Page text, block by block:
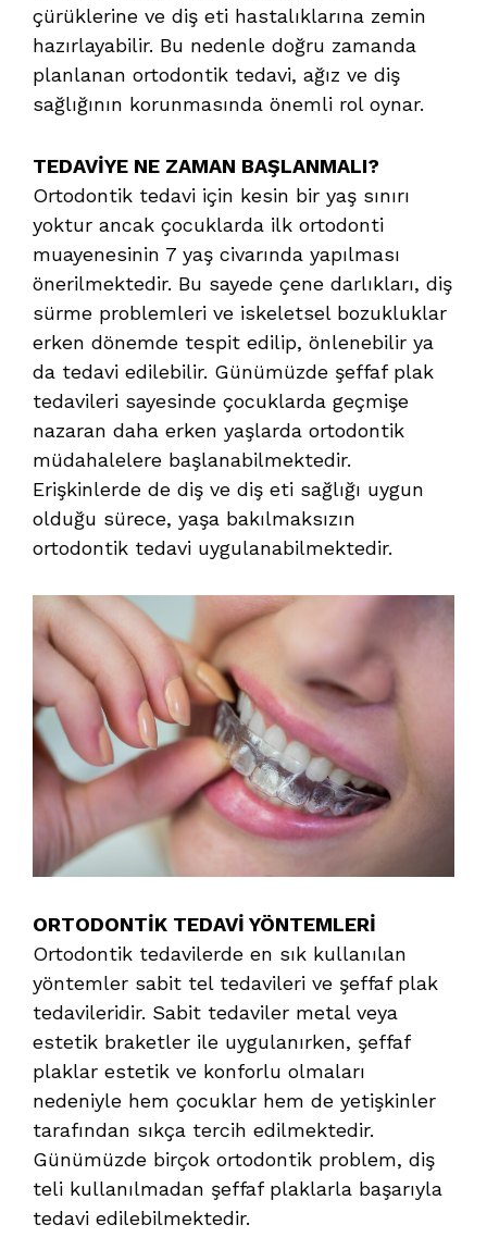
çürüklerine ve diş eti hastalıklarına zemin
hazırlayabilir. Bu nedenle doğru zamanda
planlanan ortodontik tedavi, ağız ve diş
sağlığının korunmasında önemli rol oynar.
TEDAVİYE NE ZAMAN BAŞLANMALI?
Ortodontik tedavi için kesin bir yaş sınırı
yoktur ancak çocuklarda ilk ortodonti
muayenesinin 7 yaş civarında yapılması
önerilmektedir. Bu sayede çene darlıkları, diş
sürme problemleri ve iskeletsel bozukluklar
erken dönemde tespit edilip, önlenebilir ya
da tedavi edilebilir. Günümüzde şeffaf plak
tedavileri sayesinde çocuklarda geçmişe
nazaran daha erken yaşlarda ortodontik
müdahalelere başlanabilmektedir.
Erişkinlerde de diş ve diş eti sağlığı uygun
olduğu sürece, yaşa bakılmaksızın
ortodontik tedavi uygulanabilmektedir.
ORTODONTİK TEDAVİ YÖNTEMLERİ
Ortodontik tedavilerde en sık kullanılan
yöntemler sabit tel tedavileri ve şeffaf plak
tedavileridir. Sabit tedaviler metal veya
estetik braketler ile uygulanırken, şeffaf
plaklar estetik ve konforlu olmaları
nedeniyle hem çocuklar hem de yetişkinler
tarafından sıkça tercih edilmektedir.
Günümüzde birçok ortodontik problem, diş
teli kullanılmadan şeffaf plaklarla başarıyla
tedavi edilebilmektedir.